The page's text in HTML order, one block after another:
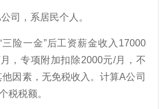
司，系居民个人。
险一金”后工资薪金收入17000
，专项附加扣除2000元/月，不
因素，无免税收入。计算A公司
税税额。